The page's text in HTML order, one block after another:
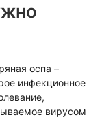
оспа –
инфекционное
вирусом